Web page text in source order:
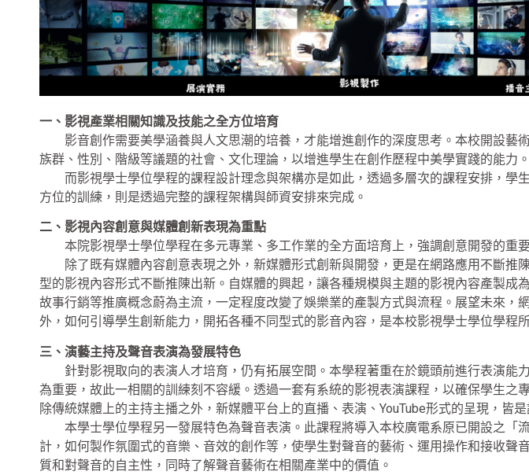
一、影視產業相關知識及技能之全方位培育
影音創作需要美學涵養與人文思潮的培養，才能增進創作的深度思考。本校開設藝
族群、性別、階級等議題的社會、文化理論，以增進學生在創作歷程中美學實踐的能力。
而影視學士學位學程的課程設計理念與架構亦是如此，透過多層次的課程安排，學
方位的訓練，則是透過完整的課程架構與師資安排來完成。
二、影視內容創意與媒體創新表現為重點
本院影視學士學位學程在多元專業、多工作業的全方面培育上，強調創意開發的重要
除了既有媒體內容創意表現之外，新媒體形式創新與開發，更是在網路應用不斷推
型的影視內容形式不斷推陳出新。自媒體的興起，讓各種規模與主題的影視內容產製
故事行銷等推廣概念蔚為主流，一定程度改變了娛樂業的產製方式與流程。展望未來
外，如何引導學生創新能力，開拓各種不同型式的影音內容，是本校影視學士學位學程
三、演藝主持及聲音表演為發展特色
針對影視取向的表演人才培育，仍有拓展空間。本學程著重在於鏡頭前進行表演能
為重要，故此一相關的訓練刻不容緩。透過一套有系統的影視表演課程，以確保學生
除傳統媒體上的主持主播之外，新媒體平台上的直播、表演、YouTube形式的呈現，皆
本學士學位學程另一發展特色為聲音表演。此課程將導入本校廣電系原已開設之「
計，如何製作氛圍式的音樂、音效的創作等，使學生對聲音的藝術、運用操作和接收
質和對聲音的自主性，同時了解聲音藝術在相關產業中的價值。